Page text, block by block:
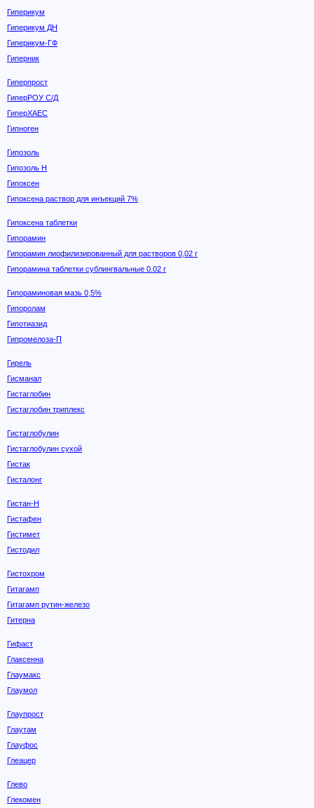
Гиперикум
Гиперикум ДН
Гиперикум-ГФ
Гиперник
Гиперпрост
ГиперРОУ С/Д
ГиперХАЕС
Гипноген
Гипозоль
Гипозоль Н
Гипоксен
Гипоксена раствор для инъекций 7%
Гипоксена таблетки
Гипорамин
Гипорамин лиофилизированный для растворов 0,02 г
Гипорамина таблетки сублингвальные 0.02 г
Гипораминовая мазь 0,5%
Гипоролам
Гипотиазид
Гипромелоза-П
Гирель
Гисманал
Гистаглобин
Гистаглобин триплекс
Гистаглобулин
Гистаглобулин сухой
Гистак
Гисталонг
Гистан-Н
Гистафен
Гистимет
Гистодил
Гистохром
Гитагамп
Гитагамп рутин-железо
Гитерна
Гифаст
Глаксенна
Глаумакс
Глаумол
Глаупрост
Глаутам
Глауфос
Глеацер
Глево
Глекомен